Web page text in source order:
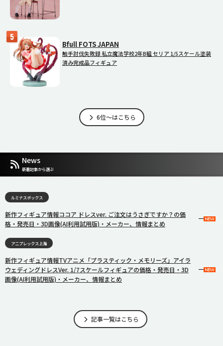
Bfull FOTS JAPAN
触手討伐失敗録 私立魔法学校2年B組 セリア 1/5スケール塗装
済み完成品フィギュア
6位～はこちら
News
新着記事から選ぶ
ルミナスボックス
新作フィギュア情報ココア ドレスver. ご注文はうさぎですか？の価
格・発売日・3D画像(AI利用試用版)・メーカー、情報まとめ
アニプレックス上海
新作フィギュア情報TVアニメ「プラスティック・メモリーズ」アイラ
ウェディングドレスVer. 1/7スケールフィギュアの価格・発売日・3D
画像(AI利用試用版)・メーカー、情報まとめ
記事一覧はこちら